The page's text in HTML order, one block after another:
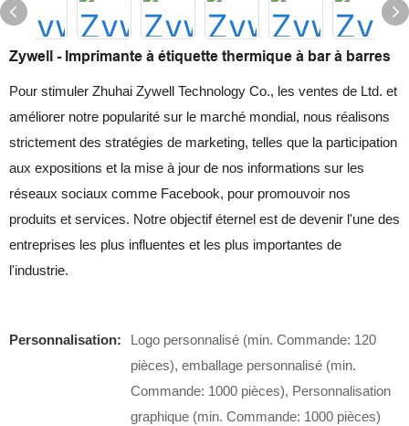
Zywell - Imprimante à étiquette thermique à bar à barres
Pour stimuler Zhuhai Zywell Technology Co., les ventes de Ltd. et
améliorer notre popularité sur le marché mondial, nous réalisons
strictement des stratégies de marketing, telles que la participation
aux expositions et la mise à jour de nos informations sur les
réseaux sociaux comme Facebook, pour promouvoir nos
produits et services. Notre objectif éternel est de devenir l'une des
entreprises les plus influentes et les plus importantes de
l'industrie.
Personnalisation:
Logo personnalisé (min. Commande: 120
pièces), emballage personnalisé (min.
Commande: 1000 pièces), Personnalisation
graphique (min. Commande: 1000 pièces)